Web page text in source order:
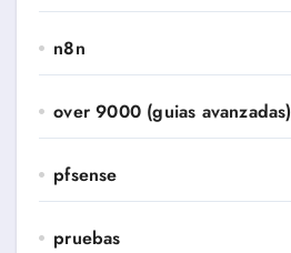
n8n
over 9000 (guias avanzadas)
pfsense
pruebas